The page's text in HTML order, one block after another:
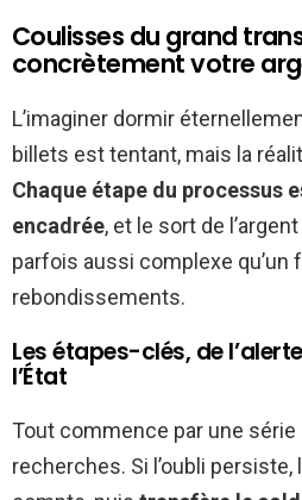
Coulisses du grand
concrètement votre
L’imaginer dormir
billets est tentant, mais la
Chaque étape du processus
encadrée, et le sort de
parfois aussi complexe qu’un
rebondissements.
Les étapes-clés, de
l’État
Tout commence par une série
recherches. Si l’oubli persiste,